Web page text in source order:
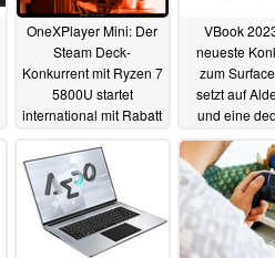
OneXPlayer Mini: Der
Steam Deck-
Konkurrent mit Ryzen 7
5800U startet
international mit Rabatt
VBook
neueste
zum
setzt auf
und eine
Preis